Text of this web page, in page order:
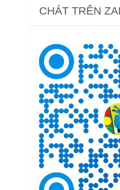
CHÁT TRÊN